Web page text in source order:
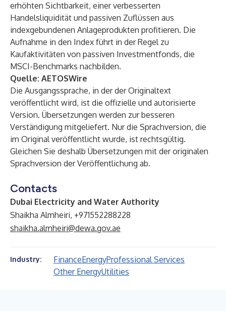
erhöhten Sichtbarkeit, einer verbesserten
Handelsliquidität und passiven Zuflüssen aus
indexgebundenen Anlageprodukten profitieren. Die
Aufnahme in den Index führt in der Regel zu
Kaufaktivitäten von passiven Investmentfonds, die
MSCI-Benchmarks nachbilden.
Quelle: AETOSWire
Die Ausgangssprache, in der der Originaltext
veröffentlicht wird, ist die offizielle und autorisierte
Version. Übersetzungen werden zur besseren
Verständigung mitgeliefert. Nur die Sprachversion, die
im Original veröffentlicht wurde, ist rechtsgültig.
Gleichen Sie deshalb Übersetzungen mit der originalen
Sprachversion der Veröffentlichung ab.
Contacts
Dubai Electricity and Water Authority
Shaikha Almheiri, +971552288228
shaikha.almheiri@dewa.gov.ae
Industry: FinanceEnergyProfessional Services
Other EnergyUtilities